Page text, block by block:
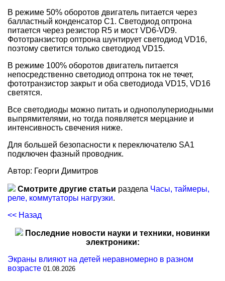
В режиме 50% оборотов двигатель питается через
балластный конденсатор C1. Светодиод оптрона
питается через резистор R5 и мост VD6-VD9.
Фототранзистор оптрона шунтирует светодиод VD16,
поэтому светится только светодиод VD15.
В режиме 100% оборотов двигатель питается
непосредственно светодиод оптрона ток не течет,
фототранзистор закрыт и оба светодиода VD15, VD16
светятся.
Все светодиоды можно питать и однополупериодными
выпрямителями, но тогда появляется мерцание и
интенсивность свечения ниже.
Для большей безопасности к переключателю SA1
подключен фазный проводник.
Автор: Георги Димитров
Смотрите другие статьи раздела Часы, таймеры,
реле, коммутаторы нагрузки.
<< Назад
Последние новости науки и техники, новинки
электроники:
Экраны влияют на детей неравномерно в разном
возрасте 01.08.2026